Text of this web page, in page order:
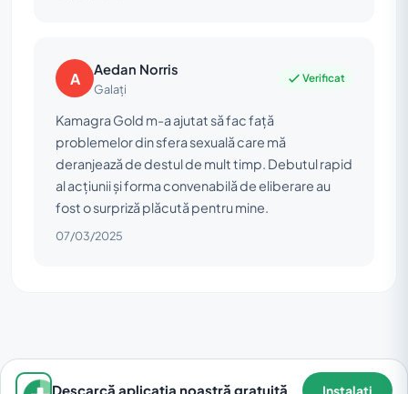
A Aedan Norris
Galați
Verificat
Kamagra Gold m-a ajutat să fac față
problemelor din sfera sexuală care mă
deranjează de destul de mult timp. Debutul rapid
al acțiunii și forma convenabilă de eliberare au
fost o surpriză plăcută pentru mine.
07/03/2025
Descarcă aplicația noastră gratuită Instalați